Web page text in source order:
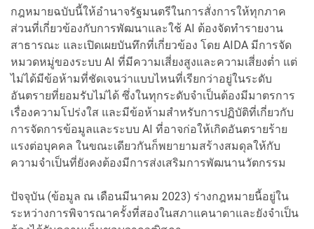
กฎหมายฉบับนี้ให้อำนาจรัฐมนตรีในการสั่งการให้ทุกภาค
ส่วนที่เกี่ยวข้องกับการพัฒนาและใช้ AI ต้องจัดทำรายงาน
สาธารณะ และเปิดเผยบันทึกที่เกี่ยวข้อง โดย AIDA มีการจัด
หมวดหมู่ของระบบ AI ที่มีความเสี่ยงสูงและความเสี่ยงต่ำ แต่
ไม่ได้มีข้อห้ามที่ชัดเจนว่าแบบไหนที่เรียกว่าอยู่ในระดับ
อันตรายที่ยอมรับไม่ได้ ซึ่งในทุกระดับจำเป็นต้องมีมาตรการ
เรื่องความโปร่งใส และมีข้อห้ามสำหรับการปฏิบัติที่เกี่ยวกับ
การจัดการข้อมูลและระบบ AI ที่อาจก่อให้เกิดอันตรายร้าย
แรงต่อบุคคล ในขณะเดียวกันก็พยายามสร้างสมดุลให้กับ
ความจำเป็นที่ยังคงต้องมีการส่งเสริมการพัฒนานวัตกรรม
ปัจจุบัน (ข้อมูล ณ เดือนมีนาคม 2023) ร่างกฎหมายนี้อยู่ใน
ระหว่างการพิจารณาครั้งที่สองในสภาแคนาดาและยังจำเป็น